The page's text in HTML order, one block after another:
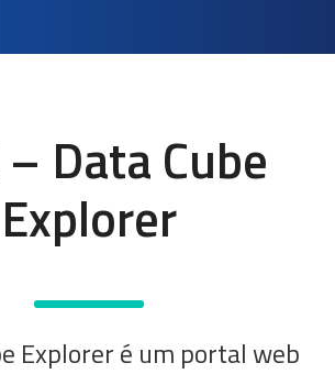
– Data Cube
Explorer
Explorer é um portal web